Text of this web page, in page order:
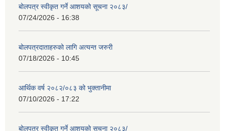
बोलपत्र स्वीकृत गर्ने आशयको सूचना २०८३/
07/24/2026 - 16:38
बोलपत्रदाताहरुको लागि अत्यन्त जरुरी
07/18/2026 - 10:45
आर्थिक वर्ष २०८२/०८३ को भुक्तानीमा
07/10/2026 - 17:22
बोलपत्र स्वीकृत गर्ने आशयको सूचना २०८३/